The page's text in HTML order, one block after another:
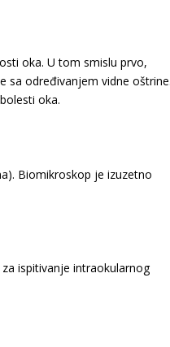
oka. U tom smislu prvo,
sa određivanjem vidne
oka.
Biomikroskop je izuzetno
ispitivanje intraokularnog